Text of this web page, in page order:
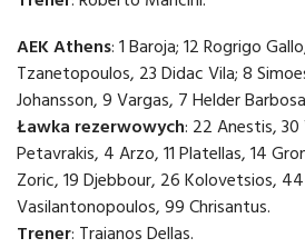
AEK Athens: 1 Baroja; 12 Rogrigo
Tzanetopoulos, 23 Didac Vila; 8
Johansson, 9 Vargas, 7 Helder
Ławka rezerwowych: 22 Anestis, 30
Petavrakis, 4 Arzo, 11 Platellas, 14
Zoric, 19 Djebbour, 26 Kolovetsios,
Vasilantonopoulos, 99 Chrisantus.
Trener: Traianos Dellas.